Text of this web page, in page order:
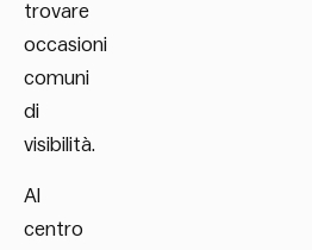
trovare
occasioni
comuni
di
visibilità.
Al
centro